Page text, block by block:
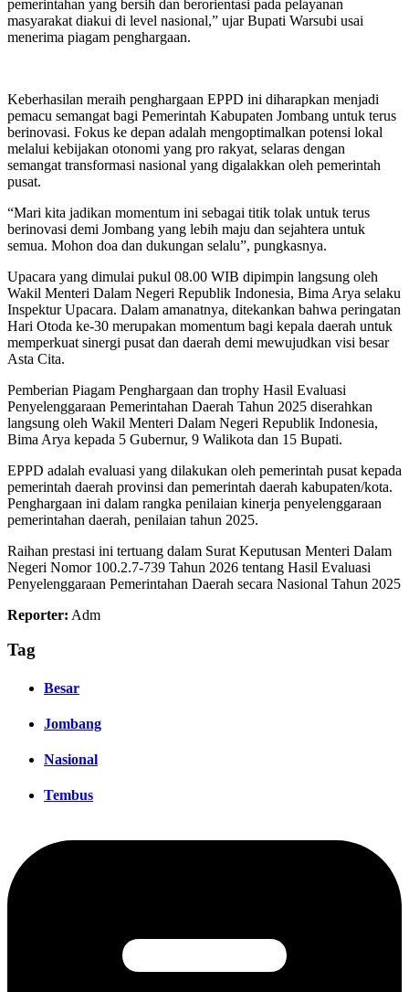
pemerintahan yang bersih dan berorientasi pada pelayanan
masyarakat diakui di level nasional,” ujar Bupati Warsubi usai
menerima piagam penghargaan.
Keberhasilan meraih penghargaan EPPD ini diharapkan menjadi
pemacu semangat bagi Pemerintah Kabupaten Jombang untuk terus
berinovasi. Fokus ke depan adalah mengoptimalkan potensi lokal
melalui kebijakan otonomi yang pro rakyat, selaras dengan
semangat transformasi nasional yang digalakkan oleh pemerintah
pusat.
“Mari kita jadikan momentum ini sebagai titik tolak untuk terus
berinovasi demi Jombang yang lebih maju dan sejahtera untuk
semua. Mohon doa dan dukungan selalu”, pungkasnya.
Upacara yang dimulai pukul 08.00 WIB dipimpin langsung oleh
Wakil Menteri Dalam Negeri Republik Indonesia, Bima Arya selaku
Inspektur Upacara. Dalam amanatnya, ditekankan bahwa peringatan
Hari Otoda ke-30 merupakan momentum bagi kepala daerah untuk
memperkuat sinergi pusat dan daerah demi mewujudkan visi besar
Asta Cita.
Pemberian Piagam Penghargaan dan trophy Hasil Evaluasi
Penyelenggaraan Pemerintahan Daerah Tahun 2025 diserahkan
langsung oleh Wakil Menteri Dalam Negeri Republik Indonesia,
Bima Arya kepada 5 Gubernur, 9 Walikota dan 15 Bupati.
EPPD adalah evaluasi yang dilakukan oleh pemerintah pusat kepada
pemerintah daerah provinsi dan pemerintah daerah kabupaten/kota.
Penghargaan ini dalam rangka penilaian kinerja penyelenggaraan
pemerintahan daerah, penilaian tahun 2025.
Raihan prestasi ini tertuang dalam Surat Keputusan Menteri Dalam
Negeri Nomor 100.2.7-739 Tahun 2026 tentang Hasil Evaluasi
Penyelenggaraan Pemerintahan Daerah secara Nasional Tahun 2025
Reporter: Adm
Tag
Besar
Jombang
Nasional
Tembus